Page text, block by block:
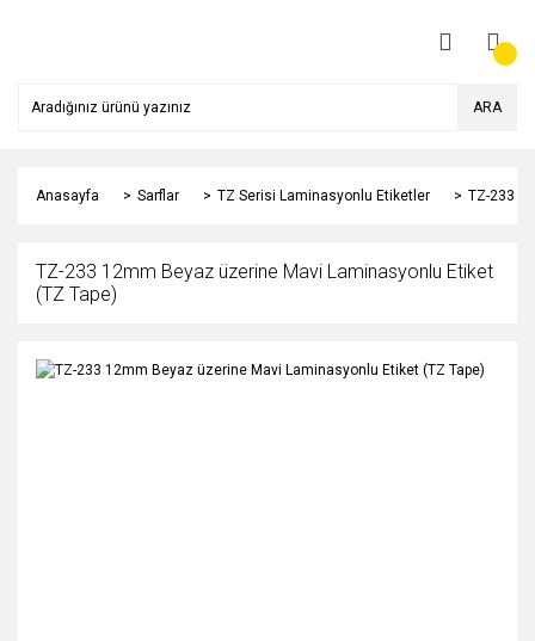
ARA
Anasayfa Sarflar TZ Serisi Laminasyonlu Etiketler TZ-233
TZ-233 12mm Beyaz üzerine Mavi Laminasyonlu Etiket
(TZ Tape)